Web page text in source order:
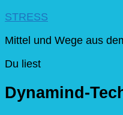
STRESS
Mittel und Wege aus
Du liest
Dynamind-